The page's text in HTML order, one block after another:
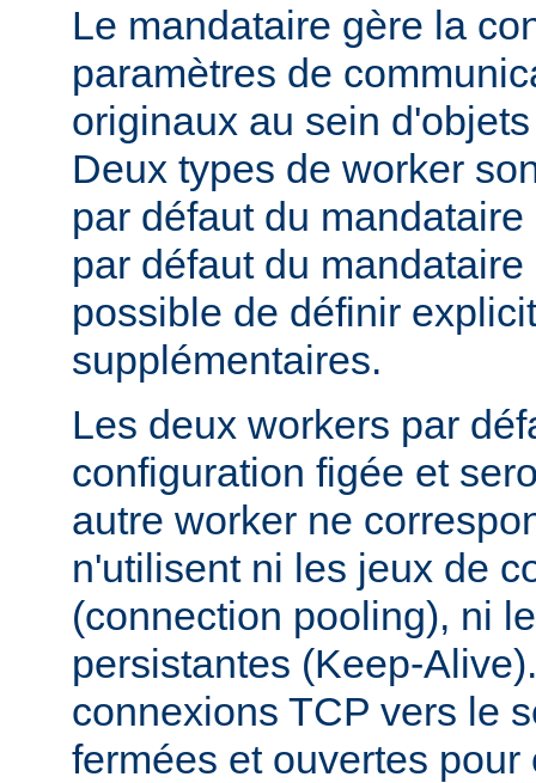
Le mandataire gère la
paramètres de
originaux au sein
Deux types de worker
par défaut du
par défaut du
possible de définir
supplémentaires.
Les deux workers par
configuration figée et
autre worker ne
n'utilisent ni les jeux de
(connection pooling), ni
persistantes (Keep-
connexions TCP vers le
fermées et ouvertes